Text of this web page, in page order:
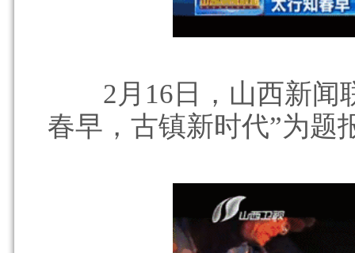
2月16日，山西新闻
春早，古镇新时代”为题